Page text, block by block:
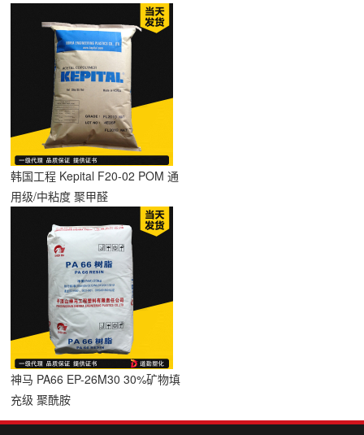
韩国工程 Kepital F20-02 POM 通
用级/中粘度 聚甲醛
神马 PA66 EP-26M30 30%矿物填
充级 聚酰胺